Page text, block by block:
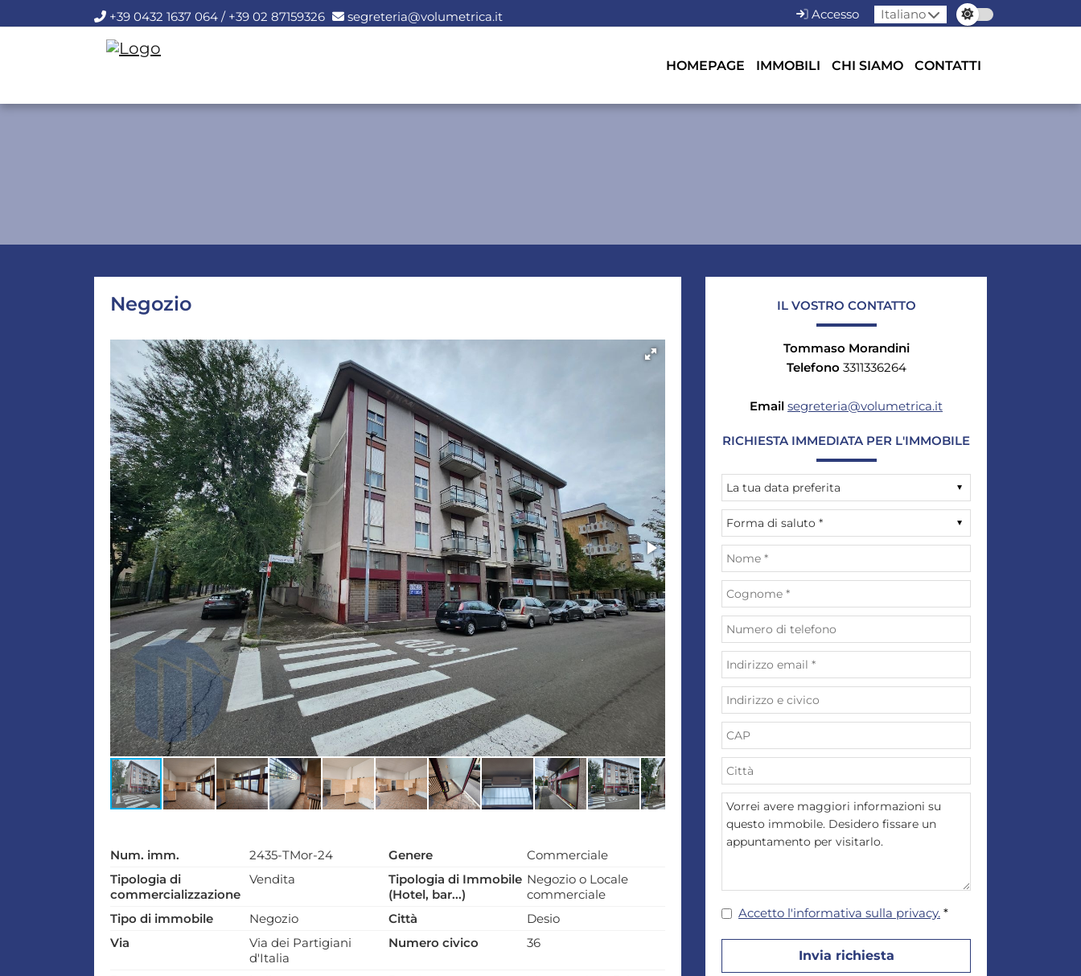
+39 0432 1637 064 / +39 02 87159326 segreteria@volumetrica.it Accesso Italiano
HOMEPAGE IMMOBILI CHI SIAMO CONTATTI
Negozio
Num. imm. 2435-TMor-24 Genere
Commerciale
Tipologia di
commercializzazione
Vendita
Tipologia di Immobile
(Hotel, bar...)
Negozio o Locale
commerciale
Tipo di immobile
Negozio Città
Desio
Via
Via dei Partigiani
d'Italia
Numero civico 36
IL VOSTRO CONTATTO
Tommaso Morandini
Telefono 3311336264
Email segreteria@volumetrica.it
RICHIESTA IMMEDIATA PER L'IMMOBILE
Accetto l'informativa sulla privacy. *